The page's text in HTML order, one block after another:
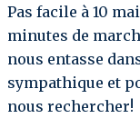
Pas facile à 10
minutes de
nous entasse
sympathique et
nous rechercher!